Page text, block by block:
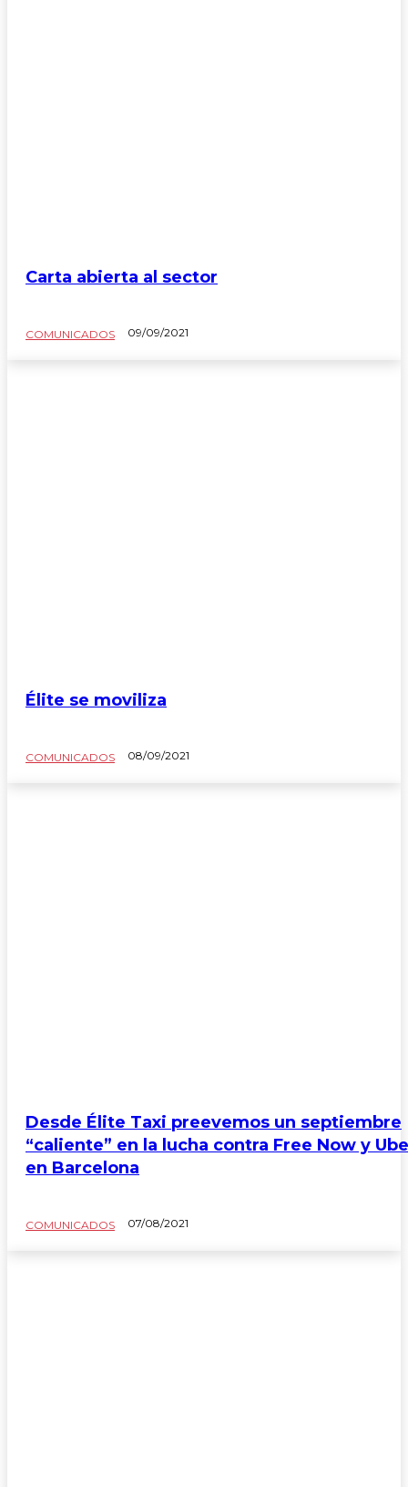
Carta abierta al sector
COMUNICADOS 09/09/2021
Élite se moviliza
COMUNICADOS 08/09/2021
Desde Élite Taxi preevemos un septiembre
“caliente” en la lucha contra Free Now y
en Barcelona
COMUNICADOS 07/08/2021